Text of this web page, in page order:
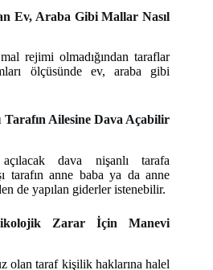
Ev, Araba Gibi Mallar Nasıl
rejimi olmadığından taraflar
ölçüsünde ev, araba gibi
Ailesine Dava Açabilir
dava nişanlı tarafa
tarafın anne baba ya da anne
de yapılan giderler istenebilir.
Zarar İçin Manevi
olan taraf kişilik haklarına halel